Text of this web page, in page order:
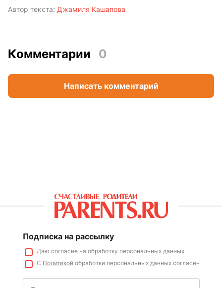
Автор текста: Джамиля Кашапова
Комментарии 0
Написать комментарий
Подписка на рассылку
Даю согласиена обработку персональных данных
С Политикойобработки персональных данных согласен